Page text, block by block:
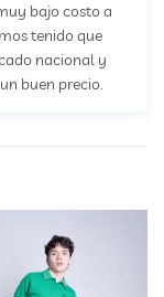
bajo costo a
tenido que
nacional y
buen precio.